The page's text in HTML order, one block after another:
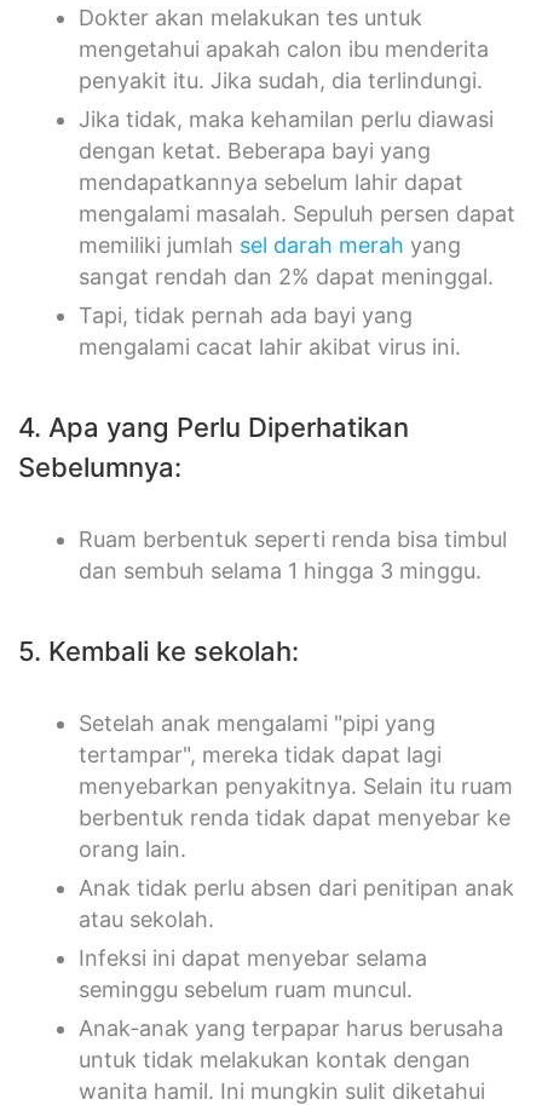
Dokter akan melakukan tes untuk
mengetahui apakah calon ibu menderita
penyakit itu. Jika sudah, dia terlindungi.
Jika tidak, maka kehamilan perlu diawasi
dengan ketat. Beberapa bayi yang
mendapatkannya sebelum lahir dapat
mengalami masalah. Sepuluh persen dapat
memiliki jumlah sel darah merah yang
sangat rendah dan 2% dapat meninggal.
Tapi, tidak pernah ada bayi yang
mengalami cacat lahir akibat virus ini.
4. Apa yang Perlu Diperhatikan
Sebelumnya:
Ruam berbentuk seperti renda bisa timbul
dan sembuh selama 1 hingga 3 minggu.
5. Kembali ke sekolah:
Setelah anak mengalami "pipi yang
tertampar", mereka tidak dapat lagi
menyebarkan penyakitnya. Selain itu ruam
berbentuk renda tidak dapat menyebar ke
orang lain.
Anak tidak perlu absen dari penitipan anak
atau sekolah.
Infeksi ini dapat menyebar selama
seminggu sebelum ruam muncul.
Anak-anak yang terpapar harus berusaha
untuk tidak melakukan kontak dengan
wanita hamil. Ini mungkin sulit diketahui